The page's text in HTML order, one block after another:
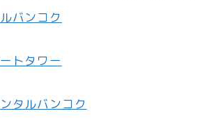
バンコク
トタワー
タルバンコク